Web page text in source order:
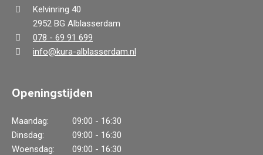
Kelvinring 40
2952 BG Alblasserdam
078 - 69 91 699
info@kura-alblasserdam.nl
Openingstijden
Maandag:
09:00 - 16:30
Dinsdag:
09:00 - 16:30
Woensdag:
09:00 - 16:30